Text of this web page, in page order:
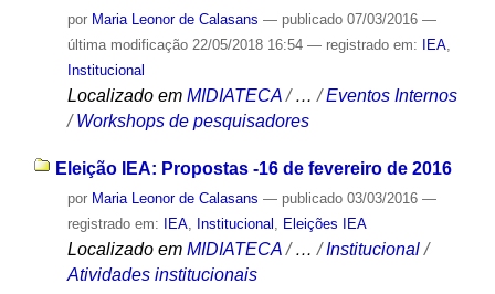
por Maria Leonor de Calasans — publicado07/03/2016 —
última modificação22/05/2018 16:54 — registrado em: IEA,
Institucional
Localizado em MIDIATECA /…/Eventos Internos
/Workshops de pesquisadores
Eleição IEA: Propostas -16 de fevereiro de 2016
por Maria Leonor de Calasans — publicado03/03/2016 —
registrado em: IEA, Institucional Eleições IEA
Localizado em MIDIATECA /…/Institucional /
Atividades institucionais